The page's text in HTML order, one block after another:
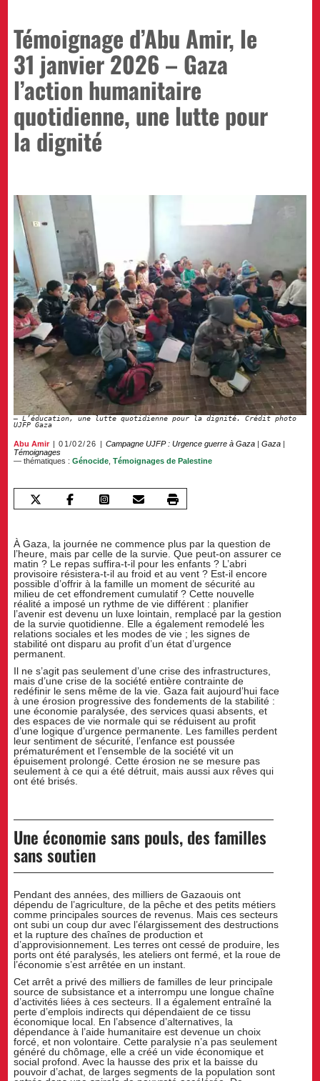
Témoignage d’Abu Amir, le
31 janvier 2026 – Gaza
l’action humanitaire
quotidienne, une lutte pour
la dignité
L’éducation, une lutte quotidienne pour la dignité. Crédit photo
UJFP Gaza
Abu Amir 01/02/26 Campagne UJFP : Urgence guerre à Gaza |Gaza |
Témoignages
— thématiques :Génocide ,Témoignages de Palestine
À Gaza, la journée ne commence plus par la question de
l’heure, mais par celle de la survie. Que peut-on assurer ce
matin ? Le repas suffira-t-il pour les enfants ? L’abri
provisoire résistera-t-il au froid et au vent ? Est-il encore
possible d’offrir à la famille un moment de sécurité au
milieu de cet effondrement cumulatif ? Cette nouvelle
réalité a imposé un rythme de vie différent : planifier
l’avenir est devenu un luxe lointain, remplacé par la gestion
de la survie quotidienne. Elle a également remodelé les
relations sociales et les modes de vie ; les signes de
stabilité ont disparu au profit d’un état d’urgence
permanent.
Il ne s’agit pas seulement d’une crise des infrastructures,
mais d’une crise de la société entière contrainte de
redéfinir le sens même de la vie. Gaza fait aujourd’hui face
à une érosion progressive des fondements de la stabilité :
une économie paralysée, des services quasi absents, et
des espaces de vie normale qui se réduisent au profit
d’une logique d’urgence permanente. Les familles perdent
leur sentiment de sécurité, l’enfance est poussée
prématurément et l’ensemble de la société vit un
épuisement prolongé. Cette érosion ne se mesure pas
seulement à ce qui a été détruit, mais aussi aux rêves qui
ont été brisés.
Une économie sans pouls, des familles
sans soutien
Pendant des années, des milliers de Gazaouis ont
dépendu de l’agriculture, de la pêche et des petits métiers
comme principales sources de revenus. Mais ces secteurs
ont subi un coup dur avec l’élargissement des destructions
et la rupture des chaînes de production et
d’approvisionnement. Les terres ont cessé de produire, les
ports ont été paralysés, les ateliers ont fermé, et la roue de
l’économie s’est arrêtée en un instant.
Cet arrêt a privé des milliers de familles de leur principale
source de subsistance et a interrompu une longue chaîne
d’activités liées à ces secteurs. Il a également entraîné la
perte d’emplois indirects qui dépendaient de ce tissu
économique local. En l’absence d’alternatives, la
dépendance à l’aide humanitaire est devenue un choix
forcé, et non volontaire. Cette paralysie n’a pas seulement
généré du chômage, elle a créé un vide économique et
social profond. Avec la hausse des prix et la baisse du
pouvoir d’achat, de larges segments de la population sont